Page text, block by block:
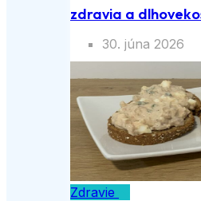
zdravia a
30. júna 2026
Zdravie